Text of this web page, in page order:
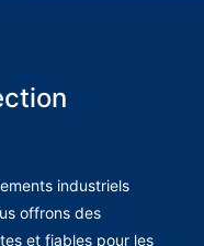
industriels
offrons des
et fiables pour les